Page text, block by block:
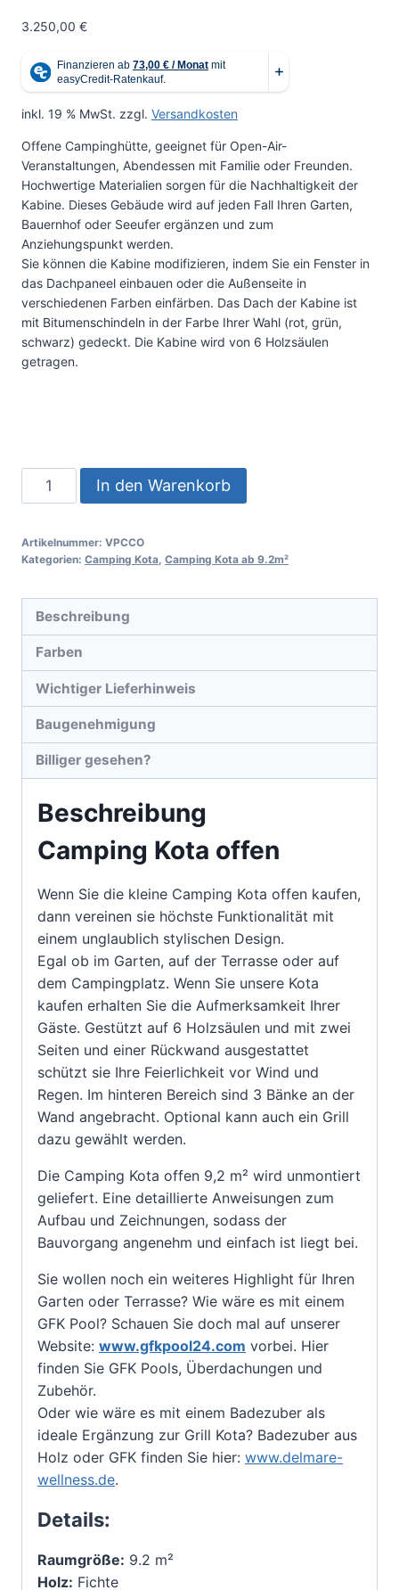
3.250,00 €
inkl. 19 % MwSt. zzgl. Versandkosten
Offene Campinghütte, geeignet für Open-Air-
Veranstaltungen, Abendessen mit Familie oder Freunden.
Hochwertige Materialien sorgen für die Nachhaltigkeit der
Kabine. Dieses Gebäude wird auf jeden Fall Ihren Garten,
Bauernhof oder Seeufer ergänzen und zum
Anziehungspunkt werden.
Sie können die Kabine modifizieren, indem Sie ein Fenster in
das Dachpaneel einbauen oder die Außenseite in
verschiedenen Farben einfärben. Das Dach der Kabine ist
mit Bitumenschindeln in der Farbe Ihrer Wahl (rot, grün,
schwarz) gedeckt. Die Kabine wird von 6 Holzsäulen
getragen.
In den Warenkorb
Artikelnummer: VPCCO
Kategorien: Camping Kota, Camping Kota ab 9.2m²
Beschreibung
Farben
Wichtiger Lieferhinweis
Baugenehmigung
Billiger gesehen?
Beschreibung
Camping Kota offen
Wenn Sie die kleine Camping Kota offen kaufen,
dann vereinen sie höchste Funktionalität mit
einem unglaublich stylischen Design.
Egal ob im Garten, auf der Terrasse oder auf
dem Campingplatz. Wenn Sie unsere Kota
kaufen erhalten Sie die Aufmerksamkeit Ihrer
Gäste. Gestützt auf 6 Holzsäulen und mit zwei
Seiten und einer Rückwand ausgestattet
schützt sie Ihre Feierlichkeit vor Wind und
Regen. Im hinteren Bereich sind 3 Bänke an der
Wand angebracht. Optional kann auch ein Grill
dazu gewählt werden.
Die Camping Kota offen 9,2 m² wird unmontiert
geliefert. Eine detaillierte Anweisungen zum
Aufbau und Zeichnungen, sodass der
Bauvorgang angenehm und einfach ist liegt bei.
Sie wollen noch ein weiteres Highlight für Ihren
Garten oder Terrasse? Wie wäre es mit einem
GFK Pool? Schauen Sie doch mal auf unserer
Website: www.gfkpool24.com vorbei. Hier
finden Sie GFK Pools, Überdachungen und
Zubehör.
Oder wie wäre es mit einem Badezuber als
ideale Ergänzung zur Grill Kota? Badezuber aus
Holz oder GFK finden Sie hier: www.delmare-
wellness.de.
Details:
Raumgröße: 9.2 m²
Holz: Fichte